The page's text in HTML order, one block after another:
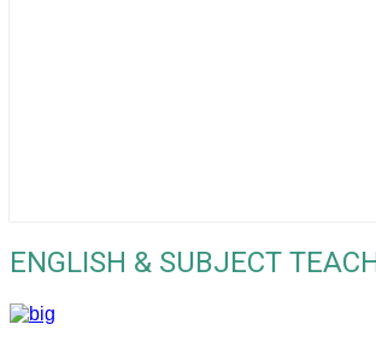
ENGLISH & SUBJECT